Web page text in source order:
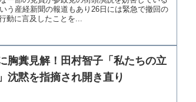
う産経新聞の報道もあり26日には緊急で撤回の
動に言及したことを...
胸糞見解！田村智子「私たちの立
沈黙を指摘され開き直り